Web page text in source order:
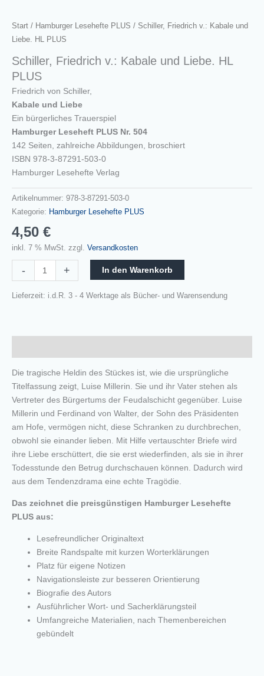
Start / Hamburger Lesehefte PLUS / Schiller, Friedrich v.: Kabale und
Liebe. HL PLUS
Schiller, Friedrich v.: Kabale und Liebe. HL
PLUS
Friedrich von Schiller,
Kabale und Liebe
Ein bürgerliches Trauerspiel
Hamburger Leseheft PLUS Nr. 504
142 Seiten, zahlreiche Abbildungen, broschiert
ISBN 978-3-87291-503-0
Hamburger Lesehefte Verlag
Artikelnummer: 978-3-87291-503-0
Kategorie: Hamburger Lesehefte PLUS
4,50 €
inkl. 7 % MwSt. zzgl. Versandkosten
- + In den Warenkorb
Lieferzeit: i.d.R. 3 - 4 Werktage als Bücher- und Warensendung
Die tragische Heldin des Stückes ist, wie die ursprüngliche
Titelfassung zeigt, Luise Millerin. Sie und ihr Vater stehen als
Vertreter des Bürgertums der Feudalschicht gegenüber. Luise
Millerin und Ferdinand von Walter, der Sohn des Präsidenten
am Hofe, vermögen nicht, diese Schranken zu durchbrechen,
obwohl sie einander lieben. Mit Hilfe vertauschter Briefe wird
ihre Liebe erschüttert, die sie erst wiederfinden, als sie in ihrer
Todesstunde den Betrug durchschauen können. Dadurch wird
aus dem Tendenzdrama eine echte Tragödie.
Das zeichnet die preisgünstigen Hamburger Lesehefte
PLUS aus:
Lesefreundlicher Originaltext
Breite Randspalte mit kurzen Worterklärungen
Platz für eigene Notizen
Navigationsleiste zur besseren Orientierung
Biografie des Autors
Ausführlicher Wort- und Sacherklärungsteil
Umfangreiche Materialien, nach Themenbereichen
gebündelt